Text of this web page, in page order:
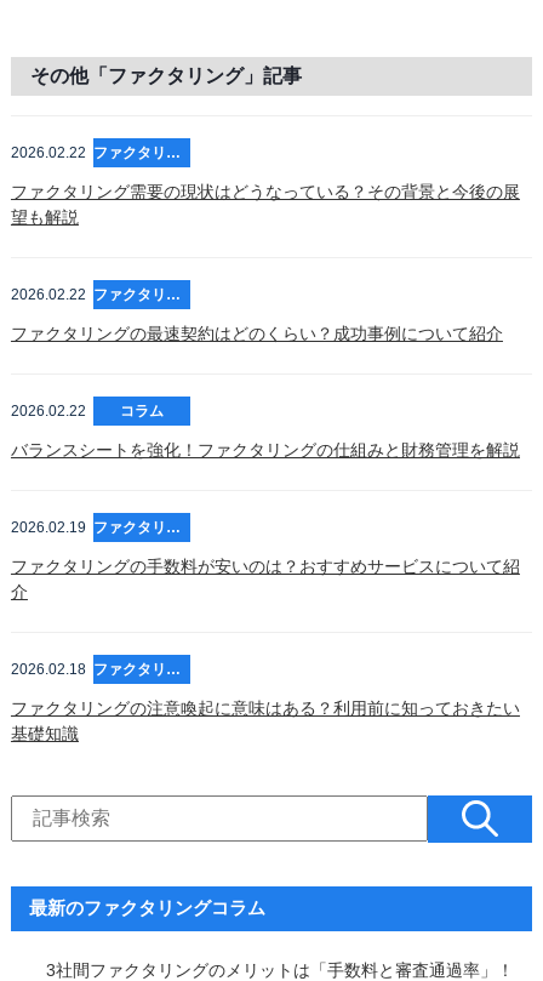
その他「ファクタリング」記事
2026.02.22 ファクタリング
ファクタリング需要の現状はどうなっている？その背景と今後の展
望も解説
2026.02.22 ファクタリング
ファクタリングの最速契約はどのくらい？成功事例について紹介
2026.02.22 コラム
バランスシートを強化！ファクタリングの仕組みと財務管理を解説
2026.02.19 ファクタリング
ファクタリングの手数料が安いのは？おすすめサービスについて紹
介
2026.02.18 ファクタリング
ファクタリングの注意喚起に意味はある？利用前に知っておきたい
基礎知識
最新のファクタリングコラム
3社間ファクタリングのメリットは「手数料と審査通過率」！